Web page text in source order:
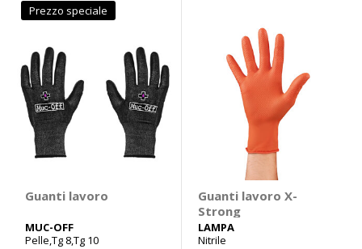
Prezzo speciale
Guanti lavoro
MUC-OFF
Pelle,Tg 8,Tg 10
Guanti lavoro X-
Strong
LAMPA
Nitrile